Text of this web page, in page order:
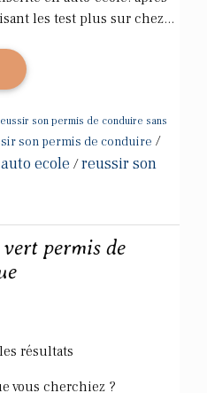
les test plus sur chez...
son permis de conduire sans
son permis de conduire /
ecole /reussir son
permis de
résultats
vous cherchiez ?